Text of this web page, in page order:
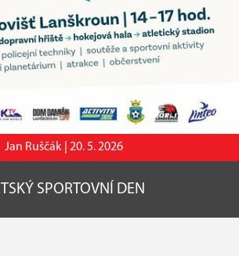
Jan Ruščák | 20. 5. 2026
SPORTOVNÍ DEN